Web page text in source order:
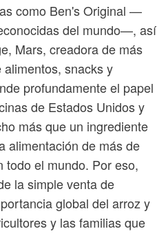
como Ben's Original —
del mundo—, así
Mars, creadora de más
snacks y
profundamente el papel
de Estados Unidos y
más que un ingrediente
alimentación de más de
todo el mundo. Por eso,
la simple venta de
global del arroz y
y las familias que